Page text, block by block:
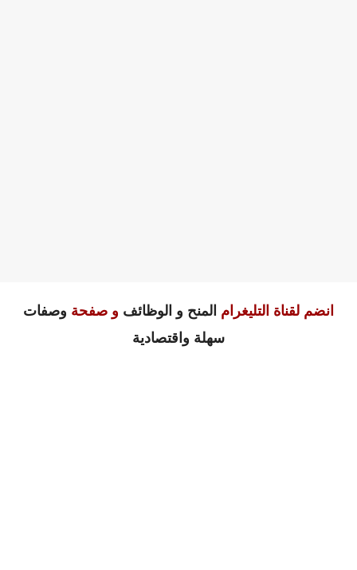
انضم لقناة التليغرام المنح و الوظائف و صفحة وصفات
سهلة واقتصادية